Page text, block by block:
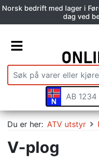
Norsk bedrift med lager i
dag ved
Du er her: ATV utstyr
V-plog